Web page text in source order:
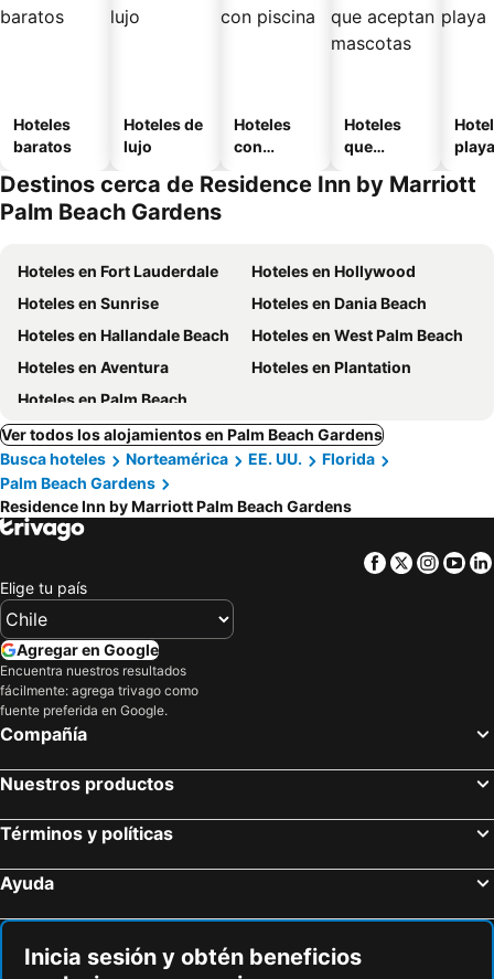
Hoteles
baratos
Hoteles de
lujo
Hoteles
con
Hoteles
que
mascotas
playa
Destinos cerca de Residence Inn by Marriott
Palm Beach Gardens
Hoteles en Fort Lauderdale
Hoteles en Hollywood
Hoteles en Sunrise
Hoteles en Dania Beach
Hoteles en Hallandale Beach
Hoteles en West Palm Beach
Hoteles en Aventura
Hoteles en Plantation
Hoteles en Palm Beach
Ver todos los alojamientos en Palm Beach Gardens
Busca hoteles
Norteamérica EE. UU.
Florida
Palm Beach Gardens
Residence Inn by Marriott Palm Beach Gardens
Facebook
Twitter
Elige tu país
Agregar en Google
Encuentra nuestros resultados
fácilmente: agrega trivago como
fuente preferida en Google.
Compañía
Nuestros productos
Términos y políticas
Ayuda
Inicia sesión y obtén beneficios